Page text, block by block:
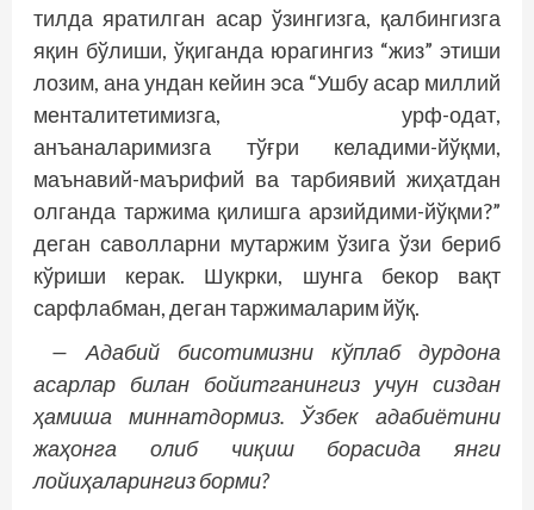
тилда яратилган асар ўзингизга, қалбингизга
яқин бўлиши, ўқиганда юрагингиз “жиз” этиши
лозим, ана ундан кейин эса “Ушбу асар миллий
менталитетимизга, урф-одат,
анъаналаримизга тўғри келадими-йўқми,
маънавий-маърифий ва тарбиявий жиҳатдан
олганда таржима қилишга арзийдими-йўқми?”
деган саволларни мутаржим ўзига ўзи бериб
кўриши керак. Шукр­­ки, шунга бекор вақт
сарфлабман, деган таржималарим йўқ.
— Адабий бисотимизни кўплаб дурдона
асарлар билан бойитганингиз учун сиздан
ҳамиша миннатдормиз. Ўзбек адабиётини
жаҳонга олиб чиқиш борасида янги
лойиҳаларингиз борми?